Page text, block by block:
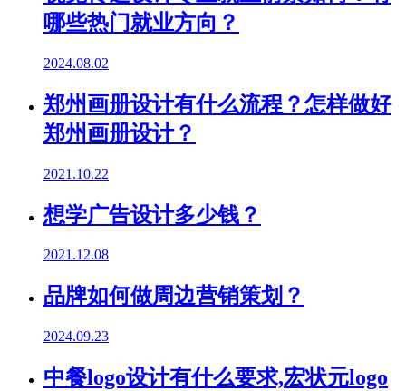
哪些热门就业方向？
2024.08.02
郑州画册设计有什么流程？怎样做好
郑州画册设计？
2021.10.22
想学广告设计多少钱？
2021.12.08
品牌如何做周边营销策划？
2024.09.23
中餐logo设计有什么要求,宏状元logo